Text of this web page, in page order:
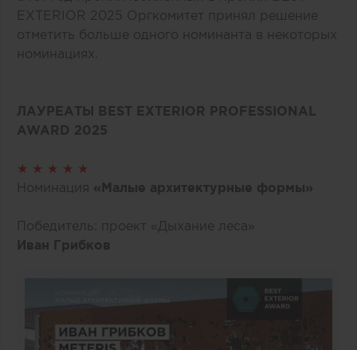
EXTERIOR 2025 Оргкомитет принял решение
отметить больше одного номинанта в некоторых
номинациях.
ЛАУРЕАТЫ BEST EXTERIOR PROFESSIONAL
AWARD 2025
★ ★ ★ ★ ★
Номинация «Малые архитектурные формы»
Победитель: проект «Дыхание леса»
Иван Грибков